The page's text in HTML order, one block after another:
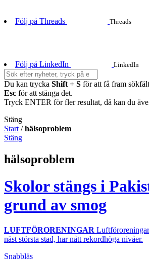
Följ på Threads Threads
Följ på LinkedIn LinkedIn
Du kan trycka Shift + S för att få fram
Esc för att stänga det.
Tryck ENTER för fler resultat, då kan du
Stäng
Start /hälsoproblem
Stäng
hälsoproblem
Skolor stängs i
grund av smog
LUFTFÖRORENINGAR
näst största stad, har nått rekordhöga nivåer.
Snabbläs